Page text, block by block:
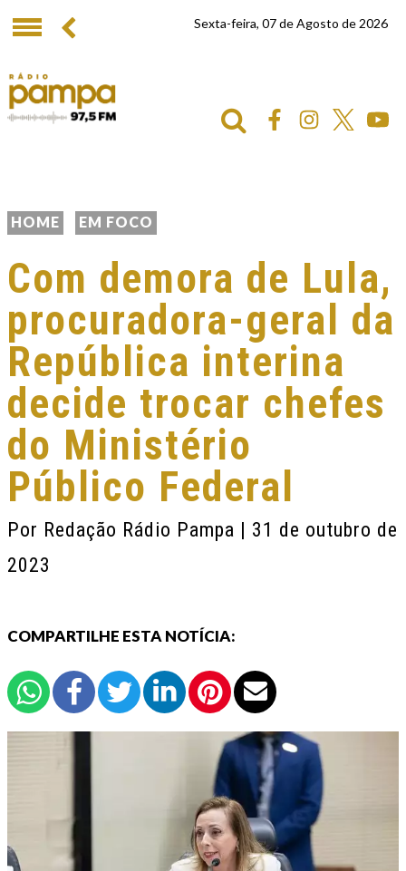
Sexta-feira, 07 de Agosto de 2026
HOME EM FOCO
Com demora de Lula,
procuradora-geral da
República interina
decide trocar chefes
do Ministério
Público Federal
Por Redação Rádio Pampa | 31 de outubro de
2023
COMPARTILHE ESTA NOTÍCIA: